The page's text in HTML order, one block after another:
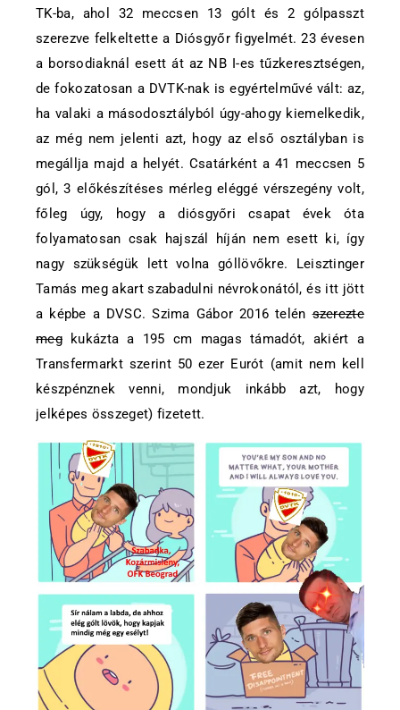
TK-ba, ahol 32 meccsen 13 gólt és 2 gólpasszt
szerezve felkeltette a Diósgyőr figyelmét. 23 évesen
a borsodiaknál esett át az NB I-es tűzkeresztségen,
de fokozatosan a DVTK-nak is egyértelművé vált: az,
ha valaki a másodosztályból úgy-ahogy kiemelkedik,
az még nem jelenti azt, hogy az első osztályban is
megállja majd a helyét. Csatárként a 41 meccsen 5
gól, 3 előkészítéses mérleg eléggé vérszegény volt,
főleg úgy, hogy a diósgyőri csapat évek óta
folyamatosan csak hajszál híján nem esett ki, így
nagy szükségük lett volna góllövőkre. Leisztinger
Tamás meg akart szabadulni névrokonától, és itt jött
a képbe a DVSC. Szima Gábor 2016 telénszerezte
megkukázta a 195 cm magas támadót, akiért a
Transfermarkt szerint 50 ezer Eurót (amit nem kell
készpénznek venni, mondjuk inkább azt, hogy
jelképes összeget) fizetett.